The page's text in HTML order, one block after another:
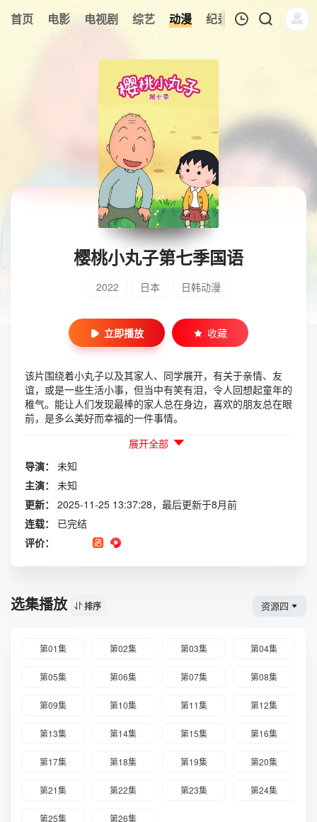
首页 电影 电视剧 综艺 动漫 纪录片 午夜剧场
暂无观看影片的记录
樱桃小丸子第七季国语
2022 日本 日韩动漫
立即播放 收藏
该片围绕着小丸子以及其家人、同学展开，有关于亲情、友
谊，或是一些生活小事，但当中有笑有泪，令人回想起童年的
稚气。能让人们发现最棒的家人总在身边，喜欢的朋友总在眼
前，是多么美好而幸福的一件事情。
展开全部
导演：
未知
主演：
未知
更新：
2025-11-25 13:37:28，最后更新于8月前
连载：
已完结
评价：
选集播放 排序 资源四
第01集 第02集 第03集 第04集
第05集 第06集 第07集 第08集
第09集 第10集 第11集 第12集
第13集 第14集 第15集 第16集
第17集 第18集 第19集 第20集
第21集 第22集 第23集 第24集
第25集 第26集